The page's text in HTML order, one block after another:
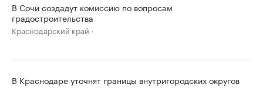
В Сочи создадут комиссию по вопросам
градостроительства
Краснодарский край
В Краснодаре уточнят границы внутригородских округов